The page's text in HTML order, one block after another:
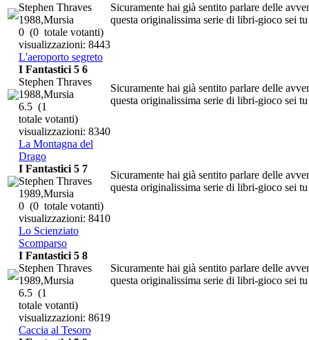
Sicuramente hai già sentito parlare delle
questa originalissima serie di libri-gioco sei tu
Stephen Thraves
1988,Mursia
0 (0 totale votanti)
visualizzazioni: 8443
L'aeroporto segreto
Sicuramente hai già sentito parlare delle
questa originalissima serie di libri-gioco sei tu
I Fantastici 5 6
Stephen Thraves
1988,Mursia
6.5 (1
totale votanti)
visualizzazioni: 8340
La Montagna del
Drago
Sicuramente hai già sentito parlare delle
questa originalissima serie di libri-gioco sei tu
I Fantastici 5 7
Stephen Thraves
1989,Mursia
0 (0 totale votanti)
visualizzazioni: 8410
Lo Scienziato
Scomparso
Sicuramente hai già sentito parlare delle
questa originalissima serie di libri-gioco sei tu
I Fantastici 5 8
Stephen Thraves
1989,Mursia
6.5 (1
totale votanti)
visualizzazioni: 8619
Caccia al Tesoro